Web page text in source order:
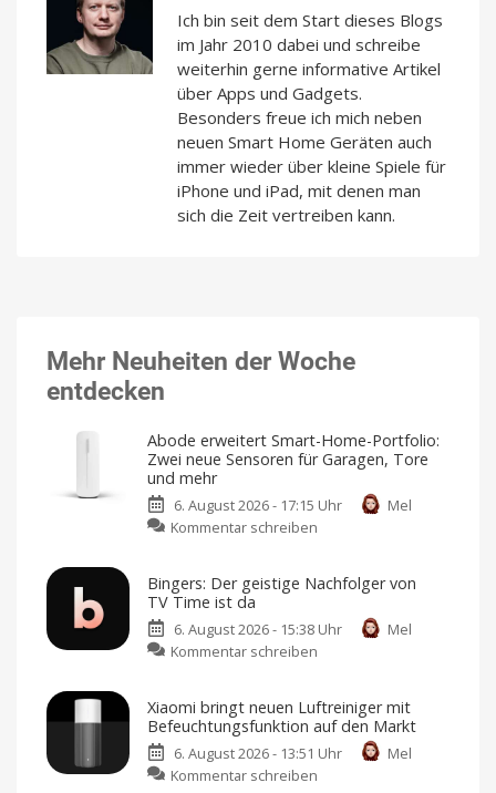
Ich bin seit dem Start dieses Blogs
im Jahr 2010 dabei und schreibe
weiterhin gerne informative Artikel
über Apps und Gadgets.
Besonders freue ich mich neben
neuen Smart Home Geräten auch
immer wieder über kleine Spiele für
iPhone und iPad, mit denen man
sich die Zeit vertreiben kann.
Mehr Neuheiten der Woche
entdecken
Abode erweitert Smart-Home-Portfolio:
Zwei neue Sensoren für Garagen, Tore
und mehr
6. August 2026 - 17:15 Uhr
Mel
Kommentar schreiben
Smart-
Portfolio:
für
Garagen,
Tore
Bingers: Der geistige Nachfolger von
TV Time ist da
6. August 2026 - 15:38 Uhr
Mel
Kommentar schreiben
geistige
Nachfolger
von
Xiaomi bringt neuen Luftreiniger mit
Befeuchtungsfunktion auf den Markt
6. August 2026 - 13:51 Uhr
Mel
Kommentar schreiben